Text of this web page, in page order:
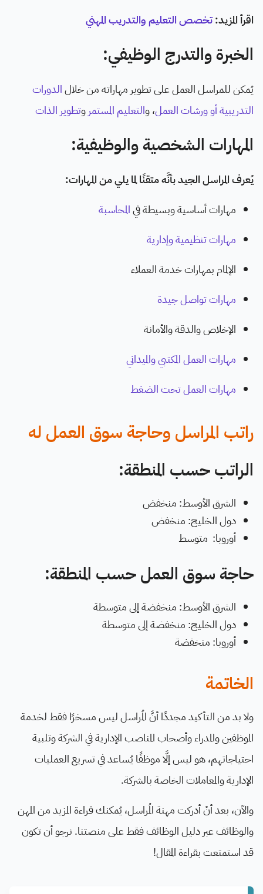
اقرأ المزيد:تخصص التعليم والتدريب المهني
الخبرة والتدرج الوظيفي:
يُمكن للمراسل العمل على تطوير مهاراته من خلالالدورات
التدريبية أو ورشات العمل، والتعليم المستمر وتطوير الذات
المهارات الشخصية والوظيفية:
يُعرف المراسل الجيد بأنَّه متقنًا لما يلي من المهارات:
مهارات أساسية وبسيطة فيالمحاسبة
مهارات تنظيمية وإدارية
الإلمام بمهارات خدمة العملاء
مهارات تواصل جيدة
الإخلاص والدقة والأمانة
مهارات العمل المكتبي والميداني
مهارات العمل تحت الضغط
راتب المراسل وحاجة سوق العمل له
الراتب حسب المنطقة:
الشرق الأوسط: منخفض
دول الخليج: منخفض
أوروبا: متوسط
حاجة سوق العمل حسب المنطقة:
الشرق الأوسط: منخفضة إلى متوسطة
دول الخليج: منخفضة إلى متوسطة
أوروبا: منخفضة
الخاتمة
ولا بد من التأكيد مجددًا أنَّ المُراسل ليس مسخرًا فقط لخدمة
الموظفين والمدراء وأصحاب المناصب الإدارية في الشركة وتلبية
احتياجاتهم، هو ليس إلَّا موظفًا يُساعد في تسريع العمليات
الإدارية والمعاملات الخاصة بالشركة.
والآن، بعد أنْ أدركت مهنة المُراسل، يُمكنك قراءة المزيد من المهن
والوظائف عبر دليل الوظائف فقط على منصتنا. نرجو أن تكون
قد استمتعت بقراءة المقال!